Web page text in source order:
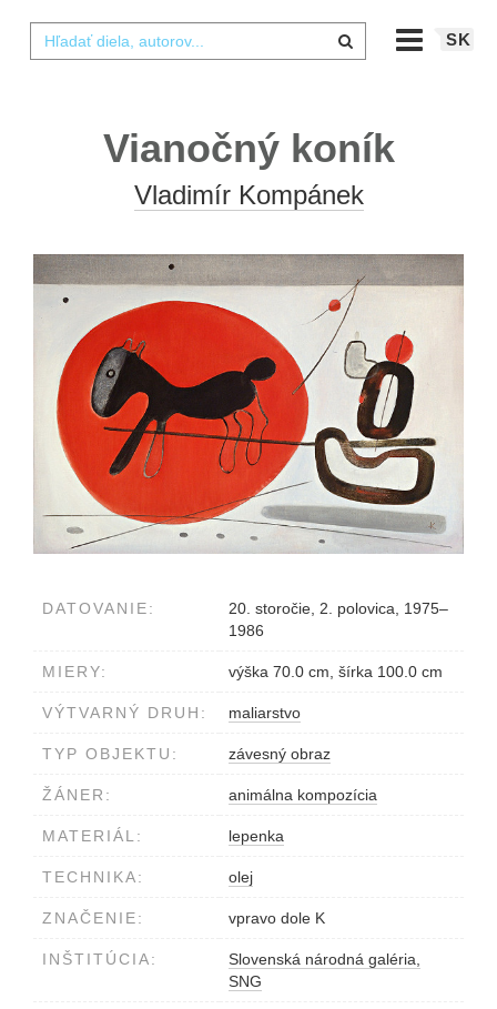
SK
Vianočný koník
Vladimír Kompánek
DATOVANIE:
20. storočie, 2. polovica, 1975–
1986
MIERY: výška 70.0 cm, šírka 100.0 cm
VÝTVARNÝ DRUH: maliarstvo
TYP OBJEKTU: závesný obraz
ŽÁNER: animálna kompozícia
MATERIÁL: lepenka
TECHNIKA: olej
ZNAČENIE: vpravo dole K
INŠTITÚCIA:
Slovenská národná galéria,
SNG